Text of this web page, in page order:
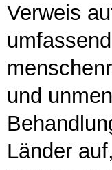
Verweis
und
Länder